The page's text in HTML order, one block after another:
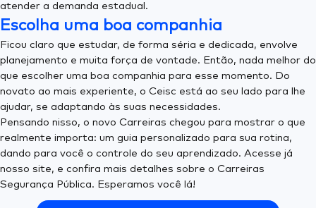
atender a demanda estadual.
Escolha uma boa companhia
Ficou claro que estudar, de forma séria e dedicada, envolve
planejamento e muita força de vontade. Então, nada melhor do
que escolher uma boa companhia para esse momento. Do
novato ao mais experiente, o Ceisc está ao seu lado para lhe
ajudar, se adaptando às suas necessidades.
Pensando nisso, o novo Carreiras chegou para mostrar o que
realmente importa: um guia personalizado para sua rotina,
dando para você o controle do seu aprendizado. Acesse já
nosso site, e confira mais detalhes sobre o Carreiras
Segurança Pública. Esperamos você lá!